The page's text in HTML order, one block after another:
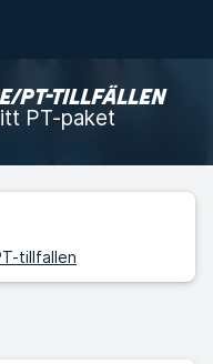
PT-TILLFÄLLEN
PT-paket
tillfallen